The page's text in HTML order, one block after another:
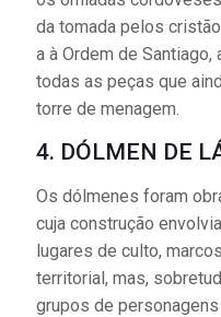
da tomada pelos
a à Ordem de
todas as peças que
torre de menagem.
4. DÓLMEN DE
Os dólmenes foram
cuja construção
lugares de culto,
territorial, mas,
grupos de